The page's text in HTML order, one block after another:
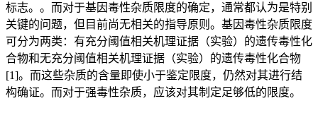
标志。。而对于基因毒性杂质限度的确定，通常都认为是特别
关键的问题，但目前尚无相关的指导原则。基因毒性杂质限度
可分为两类：有充分阈值相关机理证据（实验）的遗传毒性化
合物和无充分阈值相关机理证据（实验）的遗传毒性化合物
[1]。而这些杂质的含量即使小于鉴定限度，仍然对其进行结
构确证。而对于强毒性杂质，应该对其制定足够低的限度。